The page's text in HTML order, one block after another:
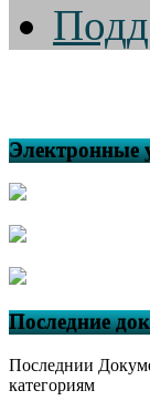
Электронные
Последние
Последнии
категориям